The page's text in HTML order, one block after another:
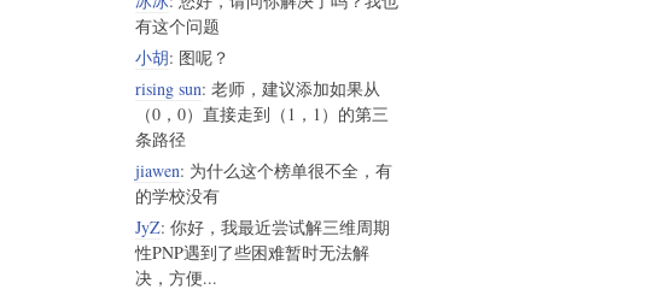
有这个问题
小胡: 图呢？
rising sun: 老师，建议添加如果从
（0，0）直接走到（1，1）的第三
条路径
jiawen: 为什么这个榜单很不全，有
的学校没有
JyZ: 你好，我最近尝试解三维周期
性PNP遇到了些困难暂时无法解
决，方便...